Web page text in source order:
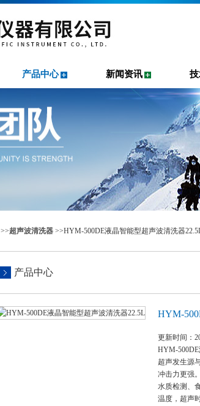
产品中心 新闻资讯
>>超声波清洗器 >>HYM-500DE液晶智能型超声波清洗器
产品中心
HYM-
更新时间：
HYM-500DE
超声发生源
冲击力更强
水质检测、
温度，超声